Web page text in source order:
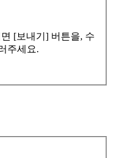
[보내기] 버튼을, 수
주세요.